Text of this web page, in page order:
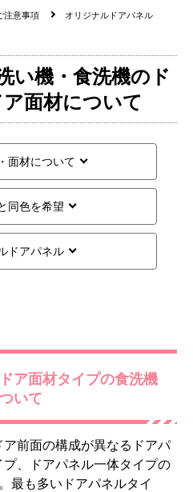
注意事項 オリジナルドアパネル
い機・食洗機のド
面材について
面材について
同色を希望
ドアパネル
ア面材タイプの食洗機
いて
前面の構成が異なるドアパ
、ドアパネル一体タイプの
最も多いドアパネルタイ